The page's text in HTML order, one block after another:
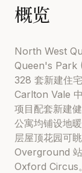
概览
North West
Queen's Park
328 套新建住
Carlton Vale
项目配套新建
公寓均铺设地
层屋顶花园可
Overground
Oxford Circus。